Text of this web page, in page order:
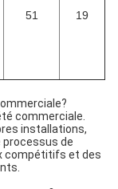
51 19
commerciale.
installations,
de
compétitifs et des